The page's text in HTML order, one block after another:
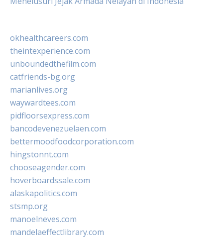
okhealthcareers.com
theintexperience.com
unboundedthefilm.com
catfriends-bg.org
marianlives.org
waywardtees.com
pidfloorsexpress.com
bancodevenezuelaen.com
bettermoodfoodcorporation.com
hingstonnt.com
chooseagender.com
hoverboardssale.com
alaskapolitics.com
stsmp.org
manoelneves.com
mandelaeffectlibrary.com